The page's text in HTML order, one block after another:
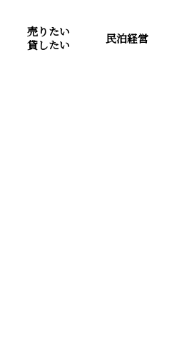
売りたい
貸したい
民泊経営